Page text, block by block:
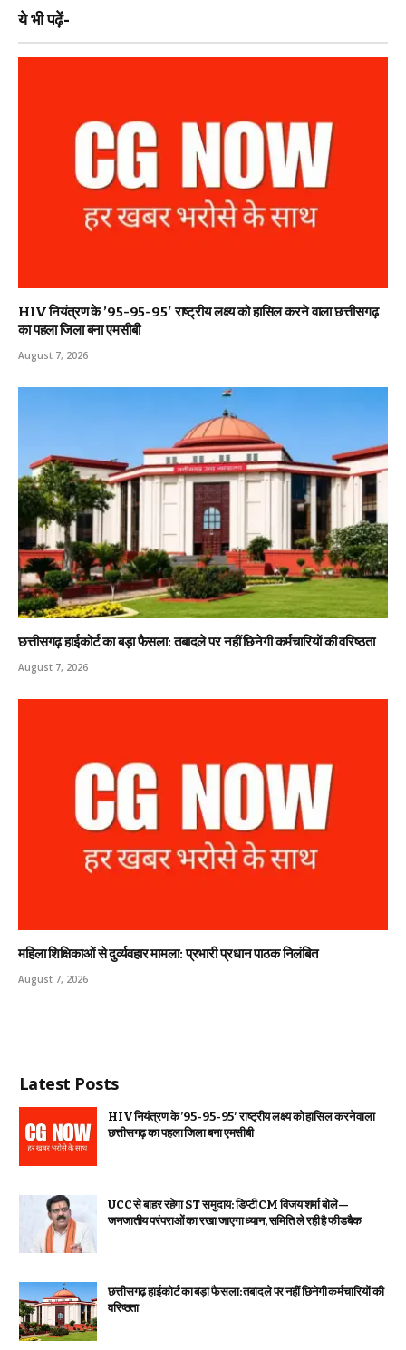
ये भी पढ़ें-
HIV नियंत्रण के ’95-95-95′ राष्ट्रीय लक्ष्य को हासिल करने वाला छत्तीसगढ़
का पहला जिला बना एमसीबी
August 7, 2026
छत्तीसगढ़ हाईकोर्ट का बड़ा फैसला: तबादले पर नहीं छिनेगी कर्मचारियों की वरिष्ठता
August 7, 2026
महिला शिक्षिकाओं से दुर्व्यवहार मामला: प्रभारी प्रधान पाठक निलंबित
August 7, 2026
Latest Posts
HIV नियंत्रण के ’95-95-95′ राष्ट्रीय लक्ष्य को हासिल करने वाला
छत्तीसगढ़ का पहला जिला बना एमसीबी
UCC से बाहर रहेगा ST समुदाय: डिप्टी CM विजय शर्मा बोले—
जनजातीय परंपराओं का रखा जाएगा ध्यान, समिति ले रही है फीडबैक
छत्तीसगढ़ हाईकोर्ट का बड़ा फैसला: तबादले पर नहीं छिनेगी कर्मचारियों की
वरिष्ठता